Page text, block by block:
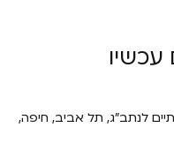
לנתב"ג, תל אביב, חיפה,